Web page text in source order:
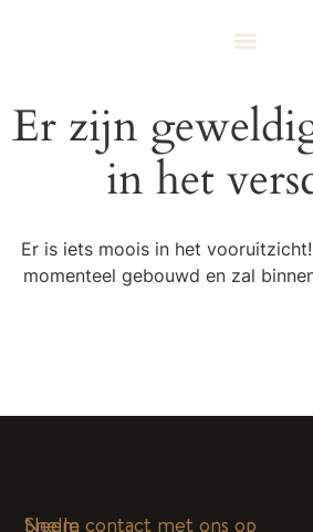
Er zijn
in het
Er is iets moois in het
momenteel gebouwd en zal
Snelle
Neem contact met ons op